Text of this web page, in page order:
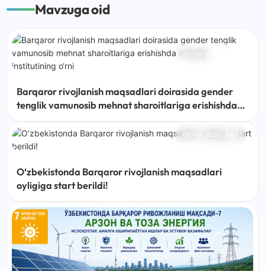
Mavzuga oid
07-08-2026
Barqaror rivojlanish maqsadlari doirasida gender
tenglik vamunosib mehnat sharoitlariga erishishda
06-08-2026
O‘zbekistonda Barqaror rivojlanish maqsadlari
oyligiga start berildi!